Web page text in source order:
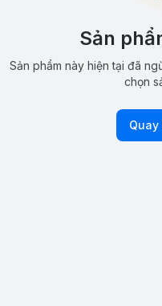
Sản
Sản phẩm này hiện tại đã
chọn